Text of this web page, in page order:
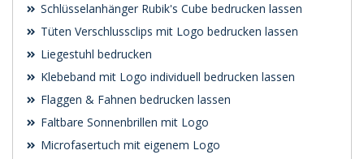
Schlüsselanhänger Rubik's Cube bedrucken lassen
Tüten Verschlussclips mit Logo bedrucken lassen
Liegestuhl bedrucken
Klebeband mit Logo individuell bedrucken lassen
Flaggen & Fahnen bedrucken lassen
Faltbare Sonnenbrillen mit Logo
Microfasertuch mit eigenem Logo